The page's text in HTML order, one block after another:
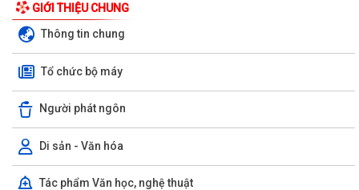
GIỚI THIỆU CHUNG
Thông tin chung
Tổ chức bộ máy
Người phát ngôn
Di sản - Văn hóa
Tác phẩm Văn học, nghệ thuật